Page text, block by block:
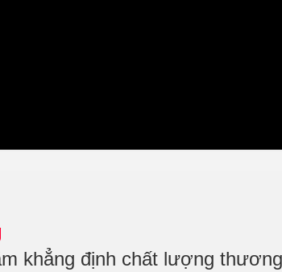
khẳng định chất lượng thương